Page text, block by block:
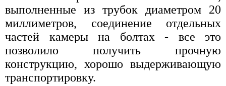
выполненные из трубок диаметром 20
миллиметров, соединение отдельных
частей камеры на болтах - все это
позволило получить прочную
конструкцию, хорошо выдерживающую
транспортировку.